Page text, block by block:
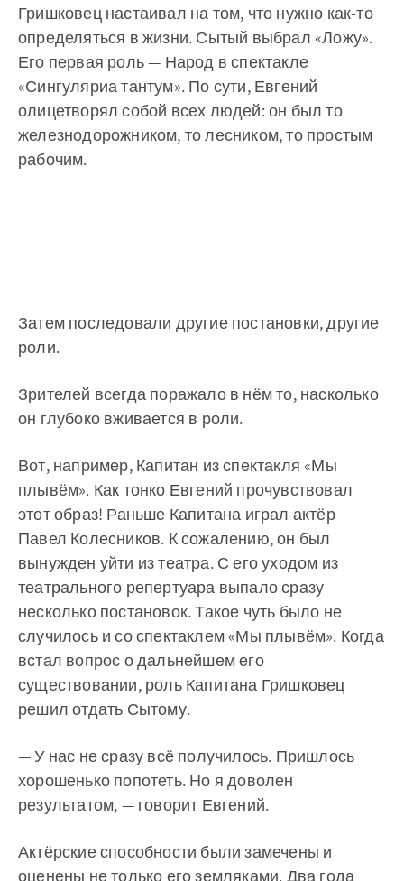
Гришковец настаивал на том, что нужно как-то
определяться в жизни. Сытый выбрал «Ложу».
Его первая роль — Народ в спектакле
«Сингуляриа тантум». По сути, Евгений
олицетворял собой всех людей: он был то
железнодорожником, то лесником, то простым
рабочим.
Затем последовали другие постановки, другие
роли.
Зрителей всегда поражало в нём то, насколько
он глубоко вживается в роли.
Вот, например, Капитан из спектакля «Мы
плывём». Как тонко Евгений прочувствовал
этот образ! Раньше Капитана играл актёр
Павел Колесников. К сожалению, он был
вынужден уйти из театра. С его уходом из
театрального репертуара выпало сразу
несколько постановок. Такое чуть было не
случилось и со спектаклем «Мы плывём». Когда
встал вопрос о дальнейшем его
существовании, роль Капитана Гришковец
решил отдать Сытому.
— У нас не сразу всё получилось. Пришлось
хорошенько попотеть. Но я доволен
результатом, — говорит Евгений.
Актёрские способности были замечены и
оценены не только его земляками. Два года